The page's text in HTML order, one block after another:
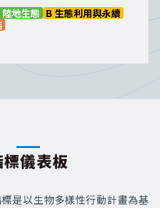
機關地層下陷防治之努
陷面積為評量指標。
陸地生態 B 生態利用與永續
標儀表板
是以生物多樣性行動計畫為基